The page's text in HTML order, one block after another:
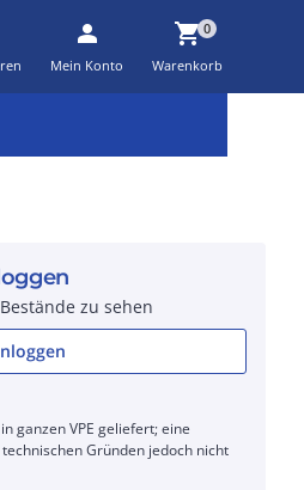
person
Mein Konto
shopping_cart0
Warenkorb
zu sehen
ganzen VPE geliefert; eine
Gründen jedoch nicht